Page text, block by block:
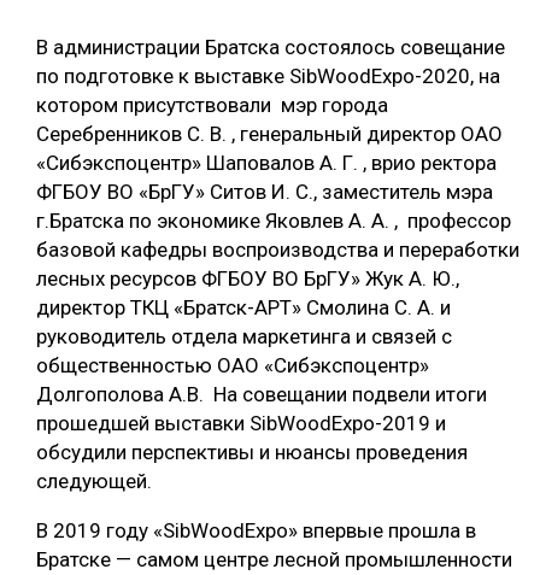
СУШКА ДРЕВЕСИНЫ
МЕБЕЛЬНОЕ ПРОИЗВОДСТВО
В администрации Братска состоялось совещание
по подготовке к выставке SibWoodExpo-2020, на
котором присутствовали мэр города
Серебренников С. В. , генеральный директор ОАО
«Сибэкспоцентр» Шаповалов А. Г. , врио ректора
ФГБОУ ВО «БрГУ» Ситов И. С., заместитель мэра
г.Братска по экономике Яковлев А. А. , профессор
базовой кафедры воспроизводства и переработки
лесных ресурсов ФГБОУ ВО БрГУ» Жук А. Ю.,
директор ТКЦ «Братск-АРТ» Смолина С. А. и
руководитель отдела маркетинга и связей с
общественностью ОАО «Сибэкспоцентр»
Долгополова А.В. На совещании подвели итоги
прошедшей выставки SibWoodExpo-2019 и
обсудили перспективы и нюансы проведения
следующей.
В 2019 году «SibWoodExpo» впервые прошла в
Братске — самом центре лесной промышленности